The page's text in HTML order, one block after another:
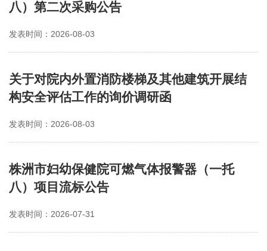
八）第二次采购公告
发表时间：2026-08-03
关于对院内外置消防楼梯及其他建筑开展结
构安全评估工作的询价调研函
发表时间：2026-08-03
株洲市妇幼保健院可燃气体报警器（一托
八）项目流标公告
发表时间：2026-07-31